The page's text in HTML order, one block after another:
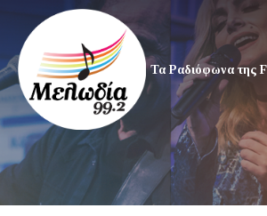
Τα Ραδιόφωνα της